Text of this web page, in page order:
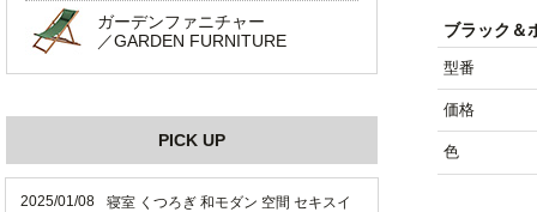
ブラック＆
型番
価格
色
ガーデンファニチャー
／GARDEN FURNITURE
PICK UP
2025/01/08
寝室 くつろぎ 和モダン 空間 セキスイ